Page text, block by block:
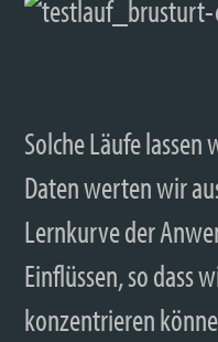
Solche Läufe
Daten werten wir
Lernkurve der
Einflüssen, so dass
konzentrieren